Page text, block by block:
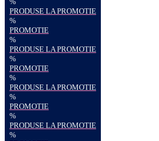
PRODUSE LA PROMOTIE
%
PROMOTIE
%
PRODUSE LA PROMOTIE
%
PROMOTIE
%
PRODUSE LA PROMOTIE
%
PROMOTIE
%
PRODUSE LA PROMOTIE
%